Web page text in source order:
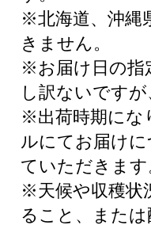
※北海道、沖縄
きません。
※お届け日の指
し訳ないですが
※出荷時期にな
ルにてお届け
ていただきます
※天候や収穫状
ること、また